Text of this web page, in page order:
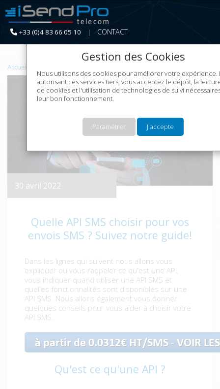
Gestion des Cookies
Nous utilisons des cookies pour améliorer votre expérience.
autorisant ces services tiers, vous acceptez le dépôt, la
de cookies et l'utilisation de technologies de suivi
leur bon fonctionnement.
Paramétrer J'accepte
+33 (0)4 83 66 05 10 | CONTACT
Accueil
30 avril 2022
Quelle API SMS choisir pour vos
envois SMS ? Suivez notre guide!
Dans les lignes qui suivent nous allons vous
expliquer ou vous rappeler ce qu'est une API,
vous indiquer quand utiliser une API SMS et
quelles fonctionnalités sont disponibles sur une
API SMS. Nous allons également vous donner
quelques conseils pour vous aider à choisir votre
API SMS.
Qu'est ce qu'une API ?